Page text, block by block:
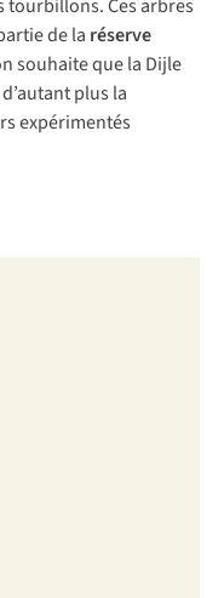
Ces arbres
de la réserve
souhaite que la Dijle
plus la
expérimentés